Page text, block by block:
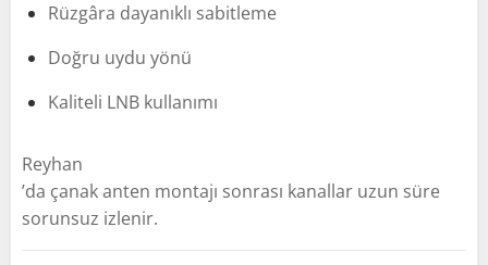
Rüzgâra dayanıklı sabitleme
Doğru uydu yönü
Kaliteli LNB kullanımı
Reyhan
’da çanak anten montajı sonrası kanallar uzun süre
sorunsuz izlenir.